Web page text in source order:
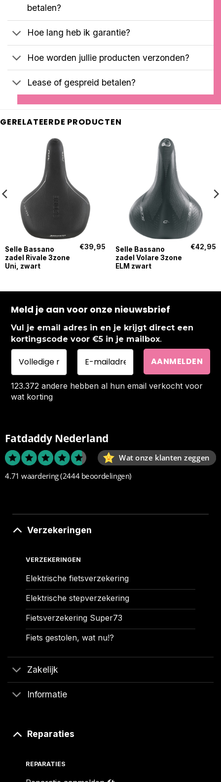
betalen?
Hoe lang heb ik garantie?
Hoe worden jullie producten verzonden?
Lease of gespreid betalen?
GERELATEERDE PRODUCTEN
Selle Bassano
zadel Rivale 3zone
Uni, zwart
€39,95
Selle Bassano
zadel Volare 3zone
ELM zwart
€42,95
Meld je aan voor onze nieuwsbrief
Vul je email adres in en je krijgt direct een
kortingscode voor €5 in je mailbox.
123.372 andere hebben al hun email verkocht voor
wat korting
Fatdaddy Nederland
Wat onze klanten zeggen
4.71 waardering(2444 beoordelingen)
Verzekeringen
VERZEKERINGEN
Elektrische fietsverzekering
Elektrische stepverzekering
Fietsverzekering Super73
Fiets gestolen, wat nu!?
Zakelijk
Informatie
Reparaties
REPARATIES